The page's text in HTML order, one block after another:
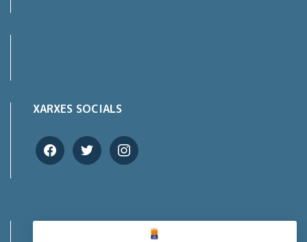
XARXES SOCIALS
facebooktwitter instagram